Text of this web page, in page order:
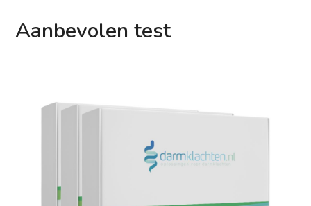
Aanbevolen test